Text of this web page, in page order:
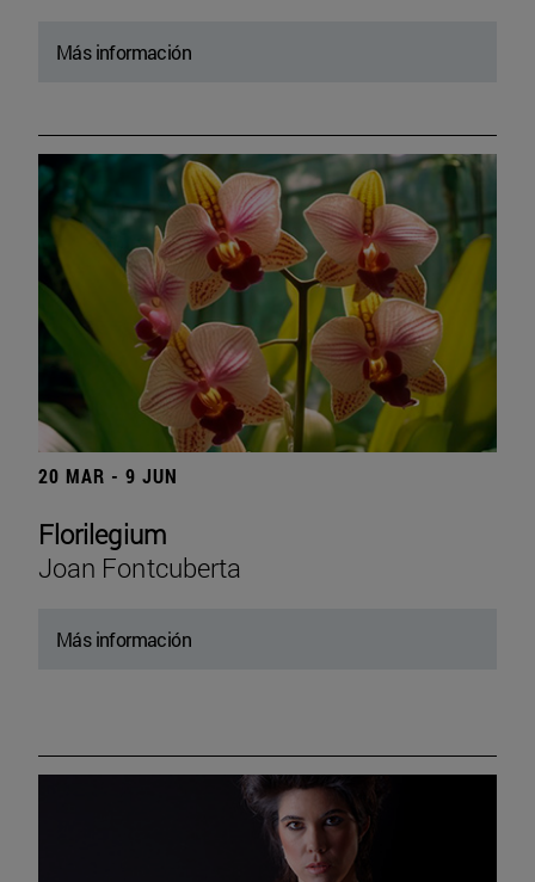
Más información
20 MAR - 9 JUN
Florilegium
Joan Fontcuberta
Más información